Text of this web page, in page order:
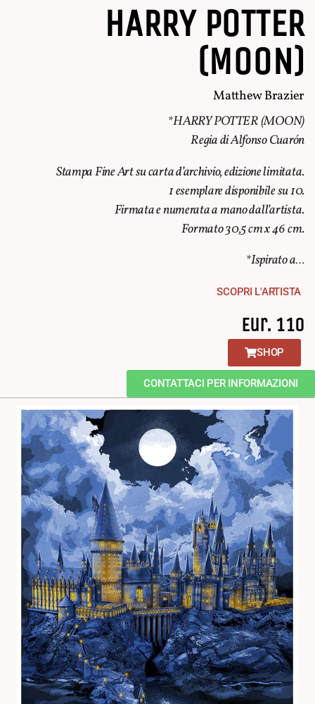
HARRY POTTER
(MOON)
Matthew Brazier
*HARRY POTTER (MOON)
Regia di Alfonso Cuarón
Stampa Fine Art su carta d’archivio, edizione limitata.
1 esemplare disponibile su 10.
Firmata e numerata a mano dall’artista.
Formato 30,5 cm x 46 cm.
*Ispirato a…
SCOPRI L'ARTISTA
Eur. 110
SHOP
CONTATTACI PER INFORMAZIONI